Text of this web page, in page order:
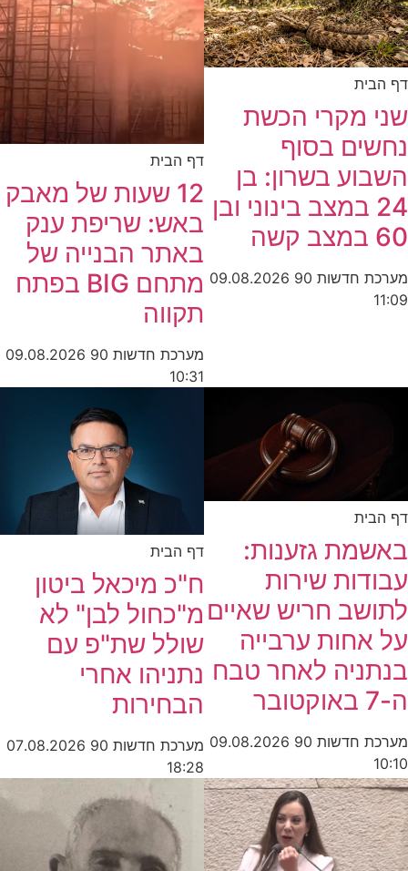
דף הבית
שני מקרי הכשת
נחשים בסוף
השבוע בשרון: בן
24 במצב בינוני ובן
60 במצב קשה
מערכת חדשות 90
09.08.2026
11:09
דף הבית
12 שעות של מאבק
באש: שריפת ענק
באתר הבנייה של
מתחם BIG בפתח
תקווה
מערכת חדשות 90
09.08.2026
10:31
דף הבית
באשמת גזענות:
עבודות שירות
לתושב חריש שאיים
על אחות ערבייה
בנתניה לאחר טבח
ה-7 באוקטובר
מערכת חדשות 90
09.08.2026
10:10
דף הבית
ח"כ מיכאל ביטון
מ"כחול לבן" לא
שולל שת"פ עם
נתניהו אחרי
הבחירות
מערכת חדשות 90
07.08.2026
18:28